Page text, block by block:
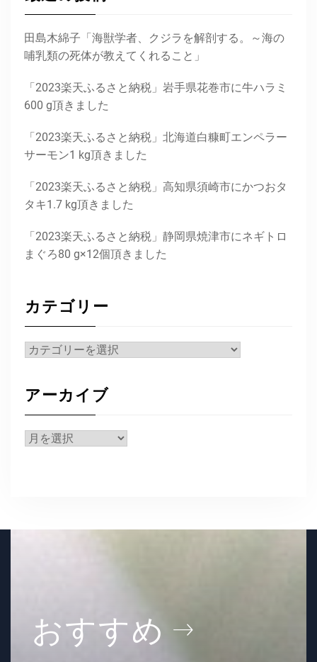
田島木綿子「海獣学者、クジラを解剖する。～海の
哺乳類の死体が教えてくれること」
「2023楽天ふるさと納税」岩手県花巻市に牛ハラミ
600 g頂きました
「2023楽天ふるさと納税」北海道白糠町エンペラー
サーモン1 kg頂きました
「2023楽天ふるさと納税」高知県須崎市にかつおタ
タキ1.7 kg頂きました
「2023楽天ふるさと納税」静岡県焼津市にネギトロ
まぐろ80 g×12個頂きました
カテゴリー
カ
リ
ー
アーカイブ
ア
おすすめ